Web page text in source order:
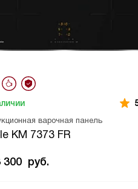
варочная панель
KM 7373 FR
300 руб.